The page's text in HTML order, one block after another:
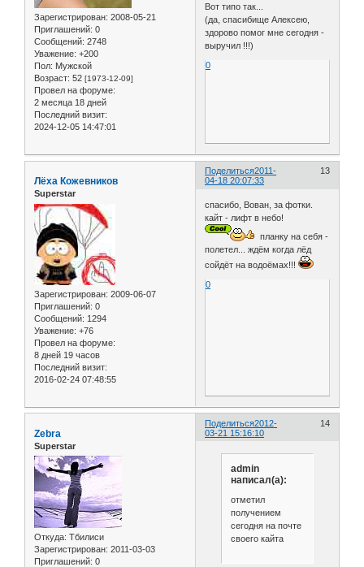
Зарегистрирован: 2008-05-21
Приглашений: 0
Сообщений: 2748
Уважение: +200
Пол: Мужской
Возраст: 52 [1973-12-09]
Провел на форуме:
2 месяца 18 дней
Последний визит:
2024-12-05 14:47:01
Вот типо так...
(да, спасибище Алексею,
здорово помог мне сегодня -
выручил !!!)
0
Поделиться 13
2011-
04-18 20:07:33
Лёха Кожевников
Superstar
Зарегистрирован: 2009-06-07
Приглашений: 0
Сообщений: 1294
Уважение: +76
Провел на форуме:
8 дней 19 часов
Последний визит:
2016-02-24 07:48:55
спасибо, Вован, за фотки.
кайт - лифт в небо!
планку на себя -
полетел... ждём когда лёд
сойдёт на водоёмах!!!
0
Поделиться 14
2012-
03-21 15:16:10
Zebra
Superstar
Откуда: Тбилиси
Зарегистрирован: 2011-03-03
Приглашений: 0
admin
написал(а):
отметил
получением
сегодня на почте
своего кайта